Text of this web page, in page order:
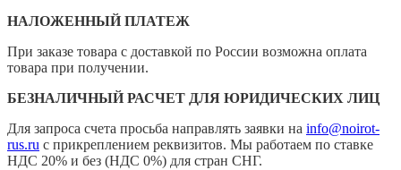
НАЛОЖЕННЫЙ ПЛАТЕЖ
При заказе товара с доставкой по России возможна оплата
товара при получении.
БЕЗНАЛИЧНЫЙ РАСЧЕТ ДЛЯ ЮРИДИЧЕСКИХ ЛИЦ
Для запроса счета просьба направлять заявки на info@noirot-
rus.ru с прикреплением реквизитов. Мы работаем по ставке
НДС 20% и без (НДС 0%) для стран СНГ.